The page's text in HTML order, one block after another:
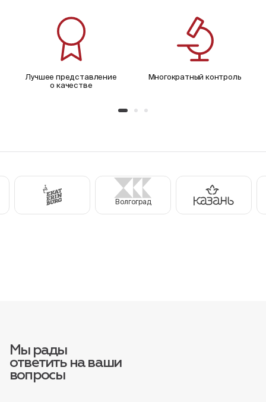
Лучшее представление
о качестве
Многократный контроль
Волгоград
Мы рады
ответить на ваши
вопросы